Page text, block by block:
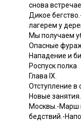
снова
Дикое
лагерем у
Мы получаем
Опасные
Нападение и
Роспуск полка
Глава IX.
Отступление
Новые
Москвы.-Марш
бедствий.-